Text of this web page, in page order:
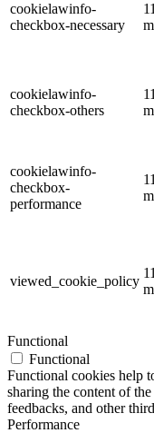
cookielawinfo-
checkbox-necessary
11
cookielawinfo-
checkbox-others
11
cookielawinfo-
checkbox-
performance
11
viewed_cookie_policy
11
Functional
Functional
Functional cookies help
sharing the content of
feedbacks, and other
Performance